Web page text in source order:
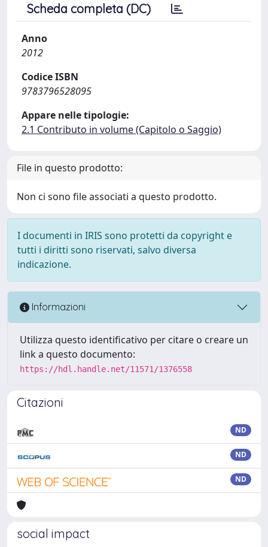
Scheda completa (DC)
Anno
2012
Codice ISBN
9783796528095
Appare nelle tipologie:
2.1 Contributo in volume (Capitolo o Saggio)
File in questo prodotto:
Non ci sono file associati a questo prodotto.
I documenti in IRIS sono protetti da copyright e
tutti i diritti sono riservati, salvo diversa
indicazione.
Informazioni
Utilizza questo identificativo per citare o creare un
link a questo documento:
https://hdl.handle.net/11571/1376558
Citazioni
ND
ND
ND
social impact